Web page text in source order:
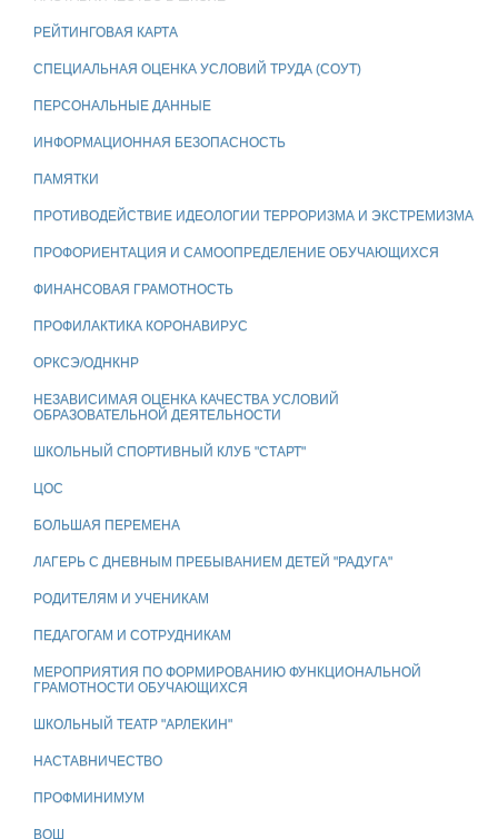
РЕЙТИНГОВАЯ КАРТА
СПЕЦИАЛЬНАЯ ОЦЕНКА УСЛОВИЙ ТРУДА (СОУТ)
ПЕРСОНАЛЬНЫЕ ДАННЫЕ
ИНФОРМАЦИОННАЯ БЕЗОПАСНОСТЬ
ПАМЯТКИ
ПРОТИВОДЕЙСТВИЕ ИДЕОЛОГИИ ТЕРРОРИЗМА И ЭКСТРЕМИЗМА
ПРОФОРИЕНТАЦИЯ И САМООПРЕДЕЛЕНИЕ ОБУЧАЮЩИХСЯ
ФИНАНСОВАЯ ГРАМОТНОСТЬ
ПРОФИЛАКТИКА КОРОНАВИРУС
ОРКСЭ/ОДНКНР
НЕЗАВИСИМАЯ ОЦЕНКА КАЧЕСТВА УСЛОВИЙ
ОБРАЗОВАТЕЛЬНОЙ ДЕЯТЕЛЬНОСТИ
ШКОЛЬНЫЙ СПОРТИВНЫЙ КЛУБ "СТАРТ"
ЦОС
БОЛЬШАЯ ПЕРЕМЕНА
ЛАГЕРЬ С ДНЕВНЫМ ПРЕБЫВАНИЕМ ДЕТЕЙ "РАДУГА"
РОДИТЕЛЯМ И УЧЕНИКАМ
ПЕДАГОГАМ И СОТРУДНИКАМ
МЕРОПРИЯТИЯ ПО ФОРМИРОВАНИЮ ФУНКЦИОНАЛЬНОЙ
ГРАМОТНОСТИ ОБУЧАЮЩИХСЯ
ШКОЛЬНЫЙ ТЕАТР "АРЛЕКИН"
НАСТАВНИЧЕСТВО
ПРОФМИНИМУМ
ВОШ